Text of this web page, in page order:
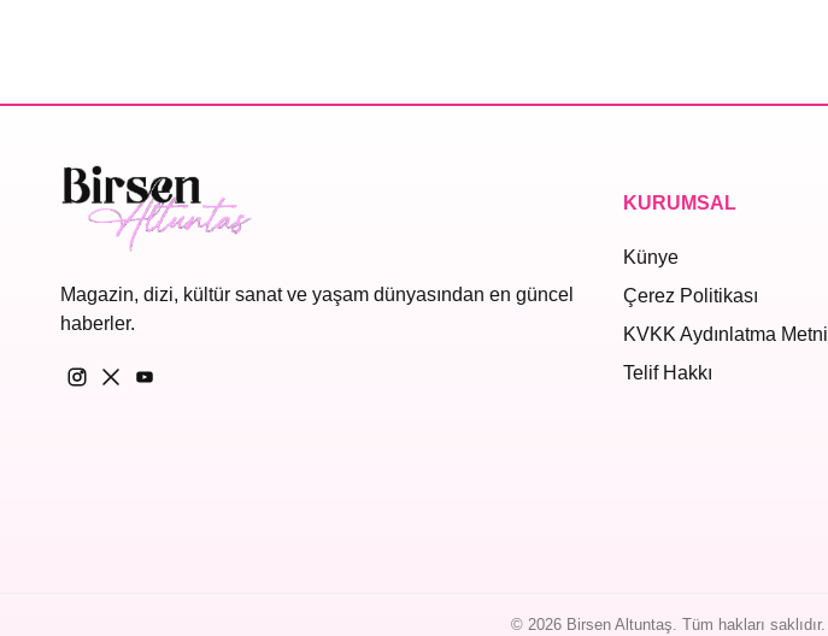
Magazin, dizi, kültür sanat ve yaşam dünyasından en güncel
haberler.
KURUMSAL
Künye
Çerez Politikası
KVKK Aydınlatma Metni
Telif Hakkı
© 2026 Birsen Altuntaş. Tüm hakları saklıdır.